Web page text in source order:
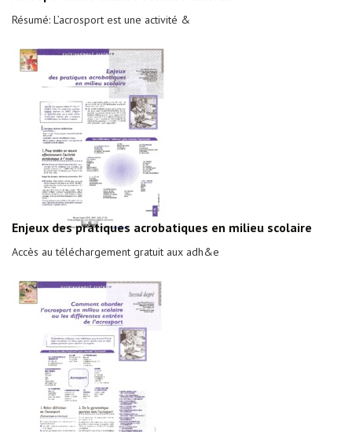
Résumé: L’acrosport est une activité &
Enjeux des pratiques acrobatiques en milieu scolaire
Accès au téléchargement gratuit aux adh&e